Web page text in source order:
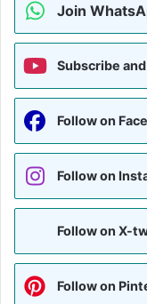
Join
Subscribe
Follow on
Follow on
Follow on X-
Follow on